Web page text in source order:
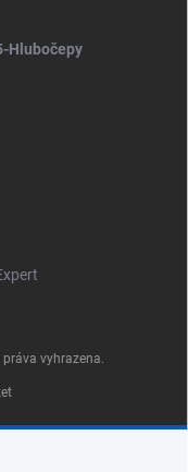
Hlubočepy
práva vyhrazena.